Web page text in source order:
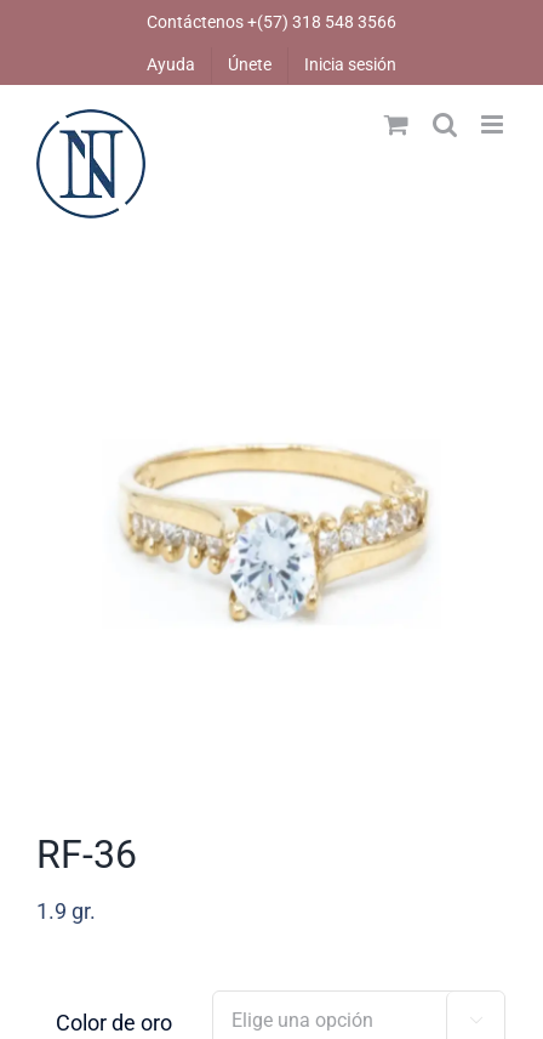
Contáctenos +(57) 318 548 3566
Ayuda Únete Inicia sesión
RF-36
1.9 gr.
Color de oro 